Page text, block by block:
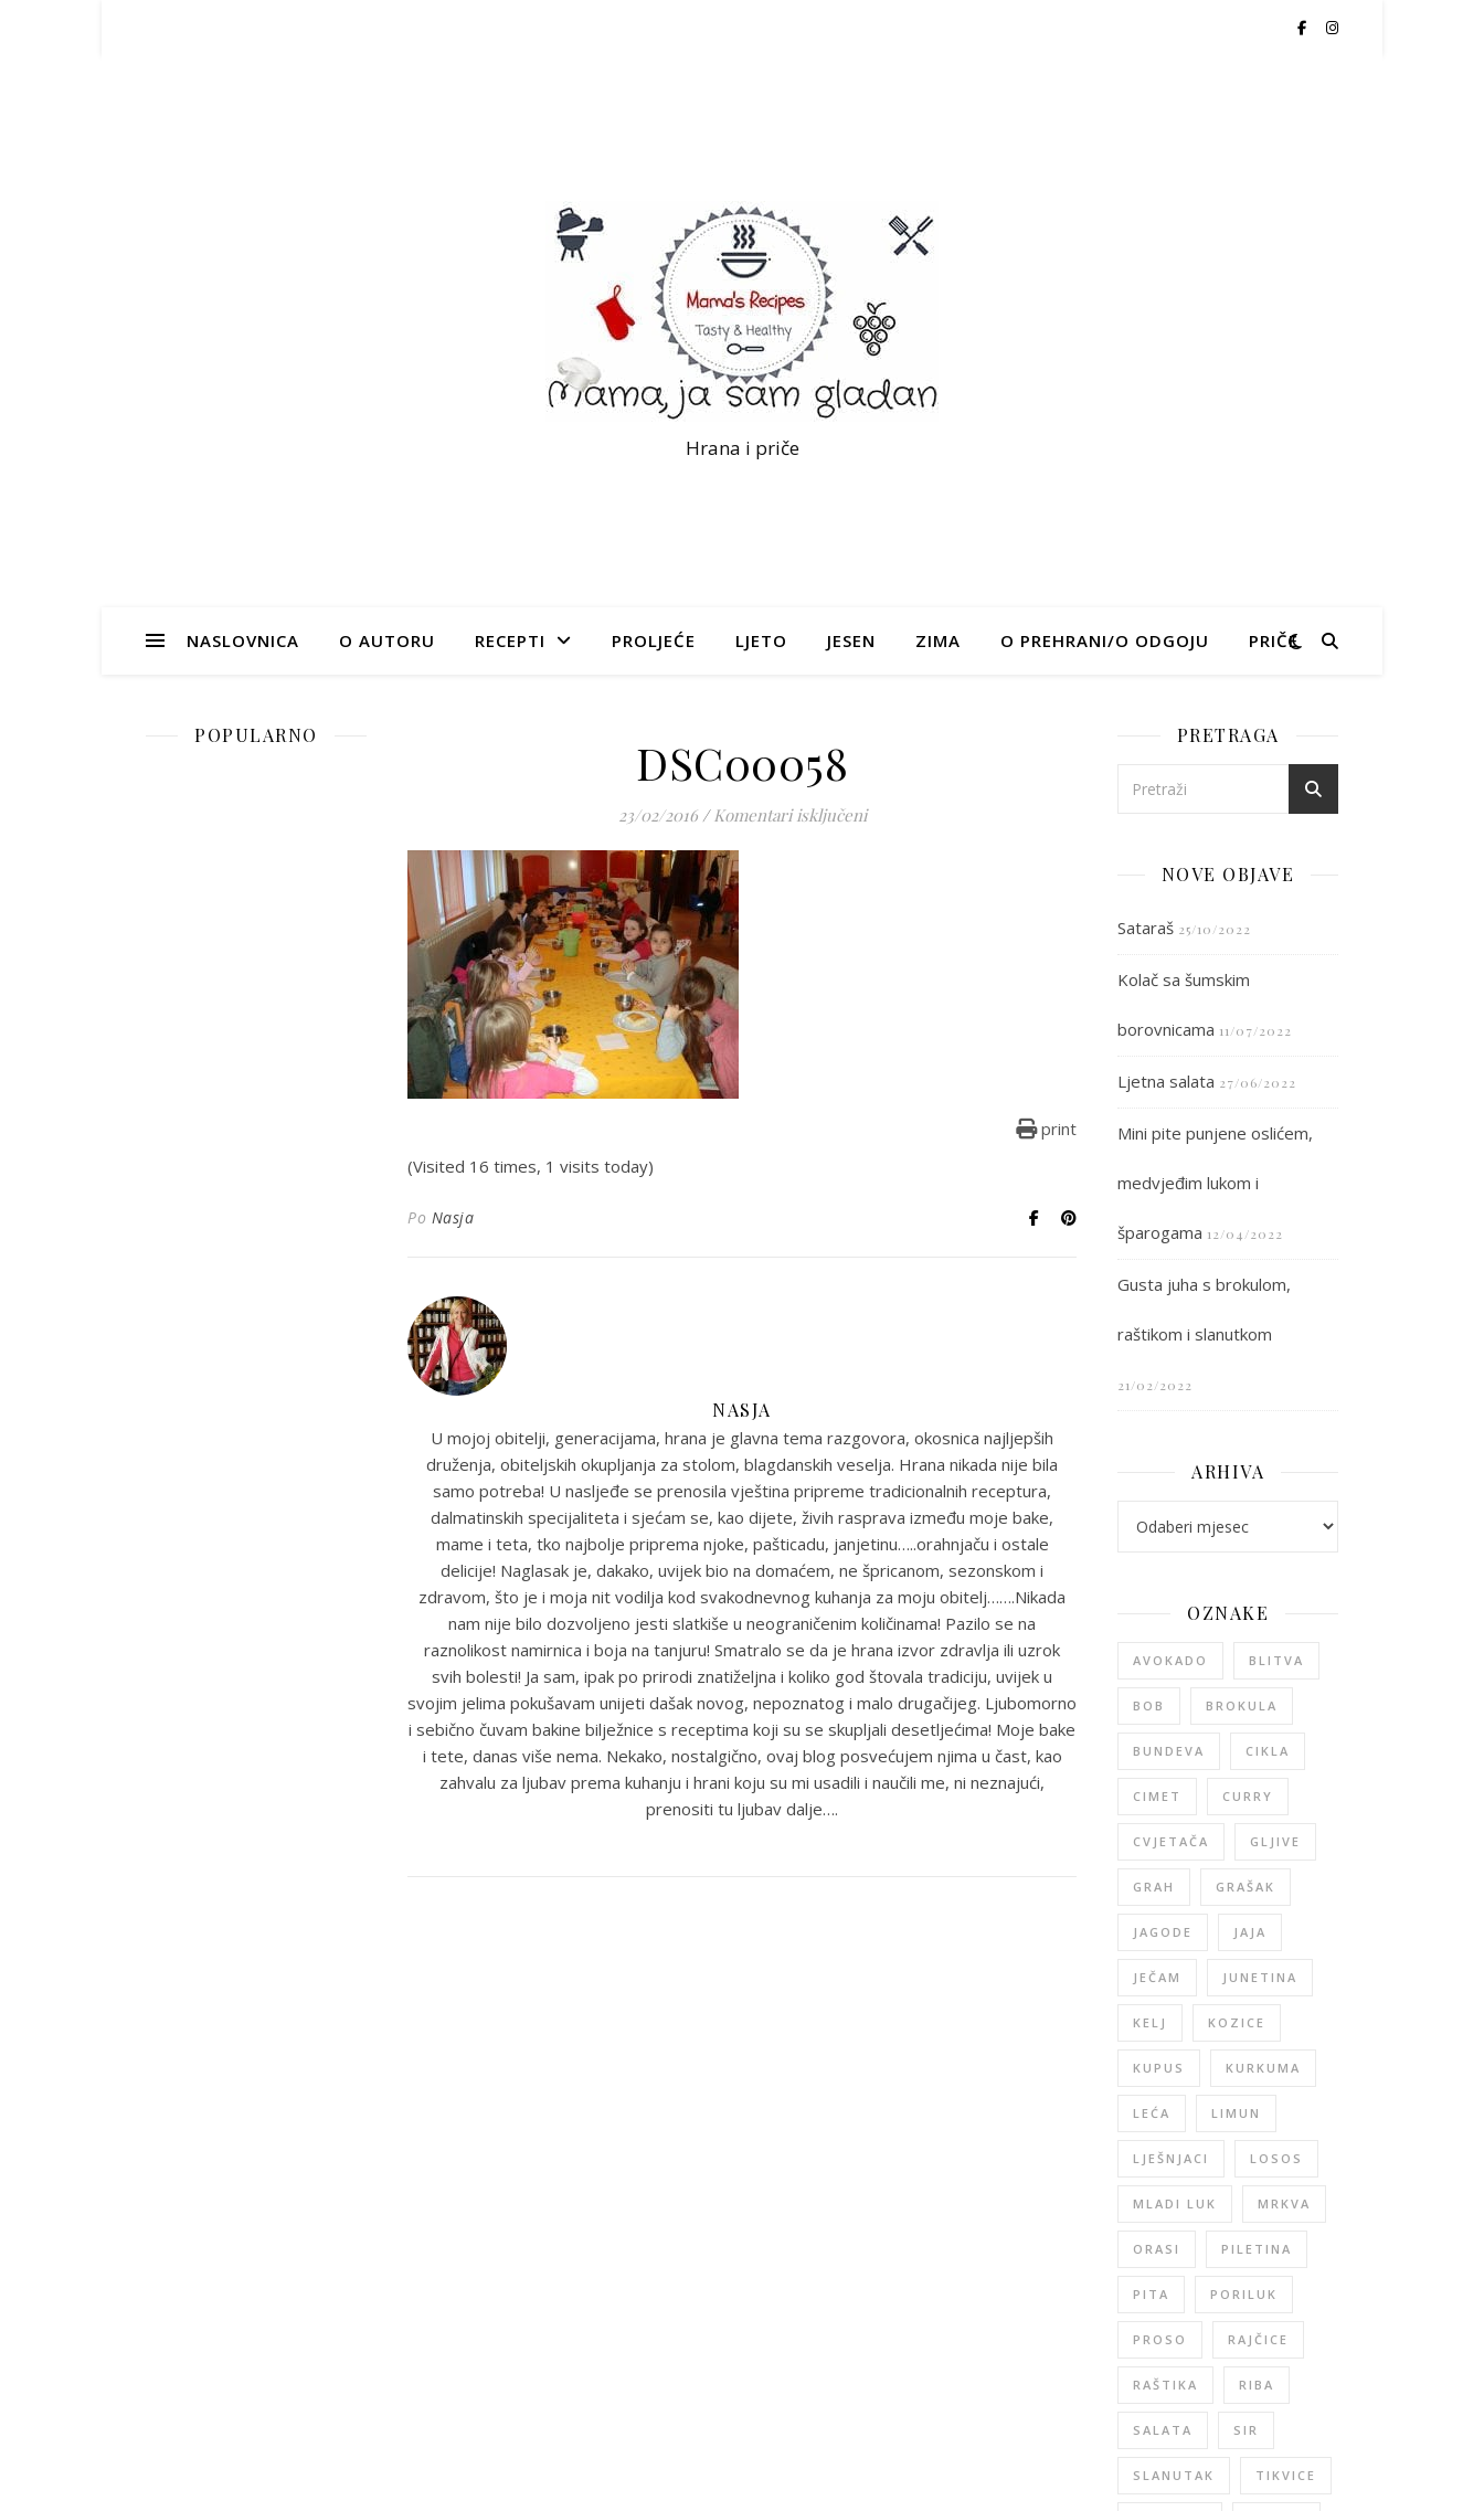
Hrana i priče
NASLOVNICA O AUTORU RECEPTI PROLJEĆE LJETO JESEN ZIMA O PREHRANI/O ODGOJU PRIČE
POPULARNO DSC00058
23/02/2016 / Komentari isključeniza DSC00058
print
(Visited 16 times, 1 visits today)
Po Nasja
NASJA
U mojoj obitelji, generacijama, hrana je glavna tema razgovora, okosnica najljepših
druženja, obiteljskih okupljanja za stolom, blagdanskih veselja. Hrana nikada nije bila
samo potreba! U nasljeđe se prenosila vještina pripreme tradicionalnih receptura,
dalmatinskih specijaliteta i sjećam se, kao dijete, živih rasprava između moje bake,
mame i teta, tko najbolje priprema njoke, pašticadu, janjetinu…..orahnjaču i ostale
delicije! Naglasak je, dakako, uvijek bio na domaćem, ne špricanom, sezonskom i
zdravom, što je i moja nit vodilja kod svakodnevnog kuhanja za moju obitelj…….Nikada
nam nije bilo dozvoljeno jesti slatkiše u neograničenim količinama! Pazilo se na
raznolikost namirnica i boja na tanjuru! Smatralo se da je hrana izvor zdravlja ili uzrok
svih bolesti! Ja sam, ipak po prirodi znatiželjna i koliko god štovala tradiciju, uvijek u
svojim jelima pokušavam unijeti dašak novog, nepoznatog i malo drugačijeg. Ljubomorno
i sebično čuvam bakine bilježnice s receptima koji su se skupljali desetljećima! Moje bake
i tete, danas više nema. Nekako, nostalgično, ovaj blog posvećujem njima u čast, kao
zahvalu za ljubav prema kuhanju i hrani koju su mi usadili i naučili me, ni neznajući,
prenositi tu ljubav dalje….
PRETRAGA
NOVE OBJAVE
Sataraš 25/10/2022
Kolač sa šumskim
borovnicama 11/07/2022
Ljetna salata 27/06/2022
Mini pite punjene oslićem,
medvjeđim lukom i
šparogama 12/04/2022
Gusta juha s brokulom,
raštikom i slanutkom
21/02/2022
ARHIVA
OZNAKE
AVOKADO BLITVA
BOB BROKULA
BUNDEVA CIKLA
CIMET CURRY
CVJETAČA GLJIVE
GRAH GRAŠAK
JAGODE JAJA
JEČAM JUNETINA
KELJ KOZICE
KUPUS KURKUMA
LEĆA LIMUN
LJEŠNJACI LOSOS
MLADI LUK MRKVA
ORASI PILETINA
PITA PORILUK
PROSO RAJČICE
RAŠTIKA RIBA
SALATA SIR
SLANUTAK TIKVICE